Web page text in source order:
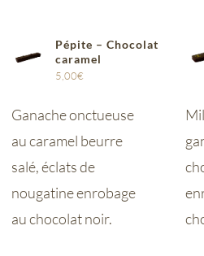
Pépite – Chocolat
caramel
5,00€
Ganache onctueuse
au caramel beurre
salé, éclats de
nougatine enrobage
au chocolat noir.